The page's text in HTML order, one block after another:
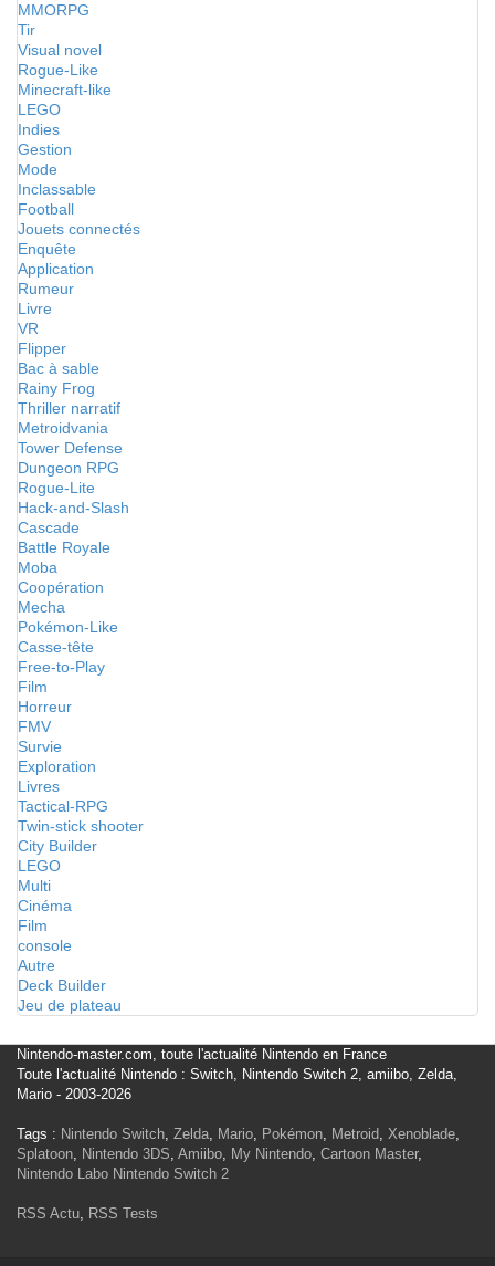
MMORPG
Tir
Visual novel
Rogue-Like
Minecraft-like
LEGO
Indies
Gestion
Mode
Inclassable
Football
Jouets connectés
Enquête
Application
Rumeur
Livre
VR
Flipper
Bac à sable
Rainy Frog
Thriller narratif
Metroidvania
Tower Defense
Dungeon RPG
Rogue-Lite
Hack-and-Slash
Cascade
Battle Royale
Moba
Coopération
Mecha
Pokémon-Like
Casse-tête
Free-to-Play
Film
Horreur
FMV
Survie
Exploration
Livres
Tactical-RPG
Twin-stick shooter
City Builder
LEGO
Multi
Cinéma
Film
console
Autre
Deck Builder
Jeu de plateau
Nintendo-master.com, toute l'actualité Nintendo en France
Toute l'actualité Nintendo : Switch, Nintendo Switch 2, amiibo, Zelda,
Mario - 2003-2026
Tags : Nintendo Switch, Zelda, Mario, Pokémon, Metroid, Xenoblade,
Splatoon, Nintendo 3DS, Amiibo, My Nintendo, Cartoon Master,
Nintendo Labo Nintendo Switch 2
RSS Actu, RSS Tests